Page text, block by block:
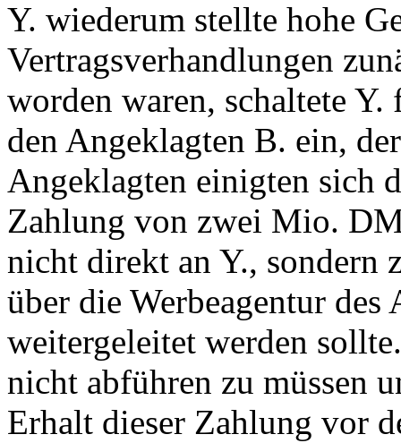
Y. wiederum stellte hohe
Vertragsverhandlungen
worden waren, schaltete
den Angeklagten B. ein,
Angeklagten einigten sich
Zahlung von zwei Mio.
nicht direkt an Y., sondern
über die Werbeagentur des
weitergeleitet werden
nicht abführen zu müssen
Erhalt dieser Zahlung vor